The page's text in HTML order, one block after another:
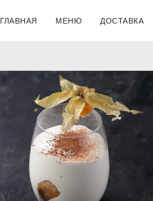
ГЛАВНАЯ МЕНЮ ДОСТАВКА